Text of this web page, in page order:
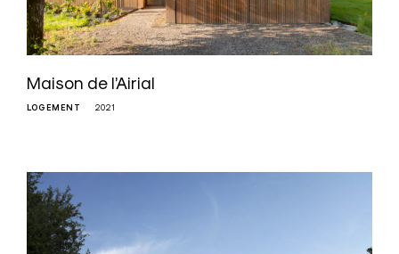
Maison de l’Airial
LOGEMENT 2021